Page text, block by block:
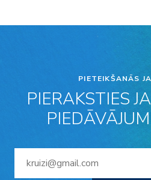
PIETEIKŠANĀS
PIERAKSTIES